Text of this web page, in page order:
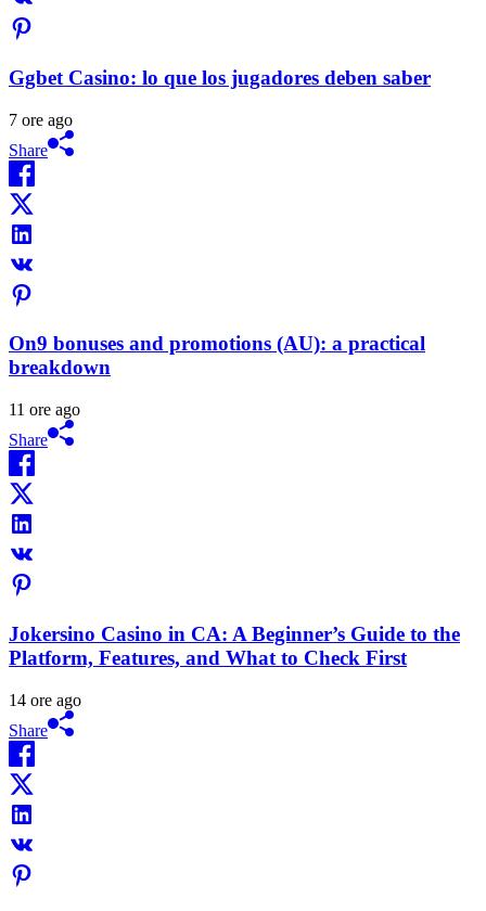
Ggbet Casino: lo que los jugadores deben saber
7 ore ago
Share
On9 bonuses and promotions (AU): a practical
breakdown
11 ore ago
Share
Jokersino Casino in CA: A Beginner’s Guide to the
Platform, Features, and What to Check First
14 ore ago
Share